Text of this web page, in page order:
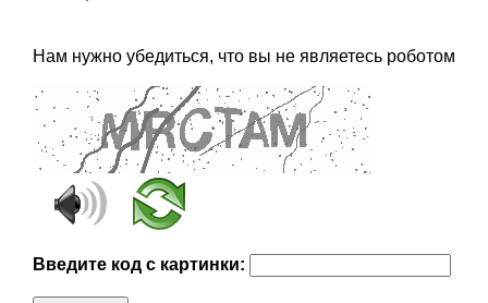
Нам нужно убедиться, что вы не являетесь роботом
Введите код с картинки: